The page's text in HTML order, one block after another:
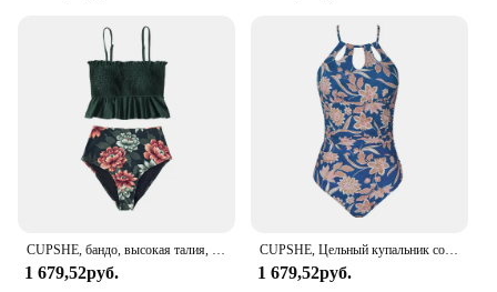
1 679,52руб.
CUPSHE, Цельный купальник со шнуровкой сзади для женщин, сексуальный купальник с вырезом на спине, монокини, 2023, пляжная одежда для девочек, купальные костюмы
1 679,52руб.